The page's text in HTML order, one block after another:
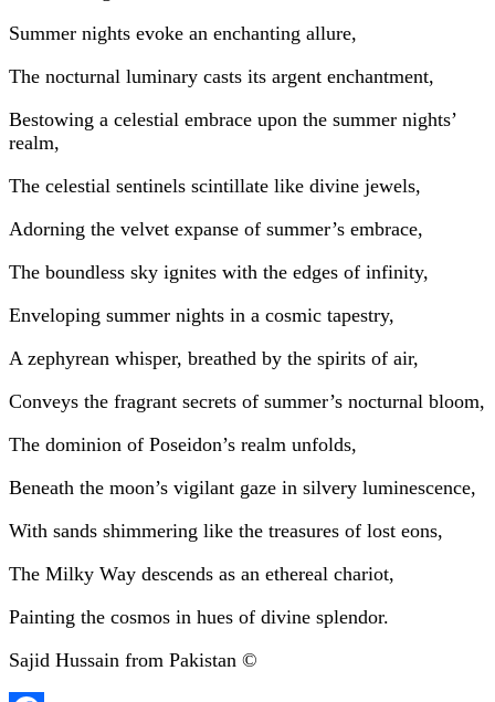
Summer nights evoke an enchanting allure,
The nocturnal luminary casts its argent enchantment,
Bestowing a celestial embrace upon the summer nights’
realm,
The celestial sentinels scintillate like divine jewels,
Adorning the velvet expanse of summer’s embrace,
The boundless sky ignites with the edges of infinity,
Enveloping summer nights in a cosmic tapestry,
A zephyrean whisper, breathed by the spirits of air,
Conveys the fragrant secrets of summer’s nocturnal bloom,
The dominion of Poseidon’s realm unfolds,
Beneath the moon’s vigilant gaze in silvery luminescence,
With sands shimmering like the treasures of lost eons,
The Milky Way descends as an ethereal chariot,
Painting the cosmos in hues of divine splendor.
Sajid Hussain from Pakistan ©